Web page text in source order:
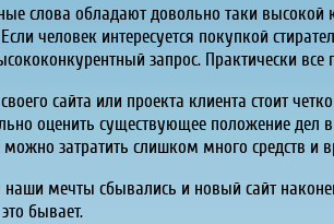
слова обладают довольно таки
человек интересуется покупкой
запрос. Практически
сайта или проекта клиента стоит
оценить существующее положение дел
затратить слишком много средств и
наши мечты сбывались и новый сайт
бывает.